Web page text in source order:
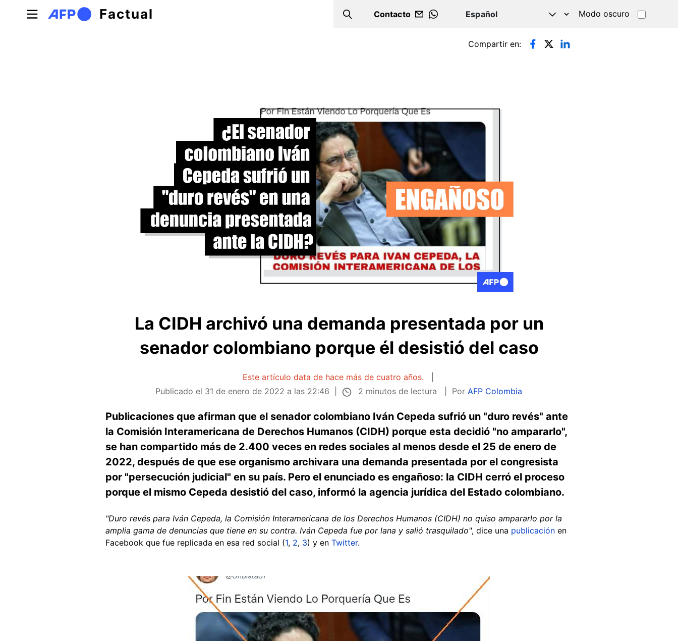
Pasar al contenido principal
Factual Search
Contacto
WHATSAPP
Modo oscuro
Solapas principales Compartir en:
La CIDH archivó una demanda presentada por un
senador colombiano porque él desistió del caso
Este artículo data de hace más de cuatro años.
Publicado el 31 de enero de 2022 a las 22:46 2 minutos de lectura PorAFP Colombia
Publicaciones que afirman que el senador colombiano Iván Cepeda sufrió un "duro revés" ante
la Comisión Interamericana de Derechos Humanos (CIDH) porque esta decidió "no ampararlo",
se han compartido más de 2.400 veces en redes sociales al menos desde el 25 de enero de
2022, después de que ese organismo archivara una demanda presentada por el congresista
por "persecución judicial" en su país. Pero el enunciado es engañoso: la CIDH cerró el proceso
porque el mismo Cepeda desistió del caso, informó la agencia jurídica del Estado colombiano.
"Duro revés para Iván Cepeda, la Comisión Interamericana de los Derechos Humanos (CIDH) no quiso ampararlo por la
amplia gama de denuncias que tiene en su contra. Iván Cepeda fue por lana y salió trasquilado", dice una publicación en
Facebook que fue replicada en esa red social (1, 2, 3) y en Twitter.